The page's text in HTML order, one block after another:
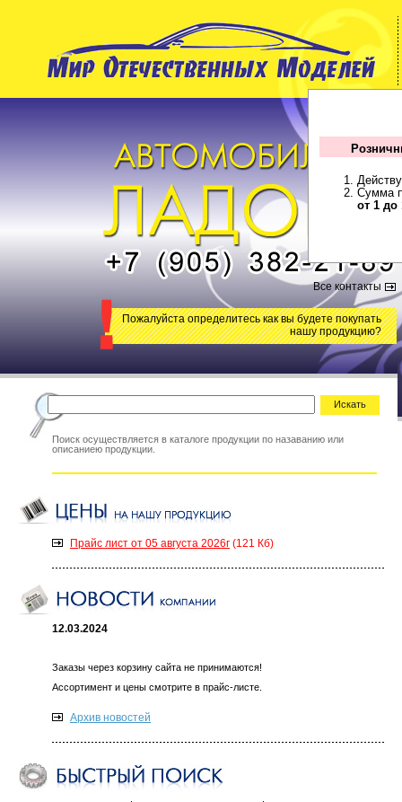
Все контакты
Сумма
от 1 до
Пожалуйста определитесь как вы будете покупать
нашу продукцию?
Искать
Поиск осуществляется в каталоге продукции по назаванию или
описаниею продукции.
Прайс лист от 05 августа 2026г (121 Кб)
12.03.2024
Заказы через корзину сайта не принимаются!
Ассортимент и цены смотрите в прайс-листе.
Архив новостей